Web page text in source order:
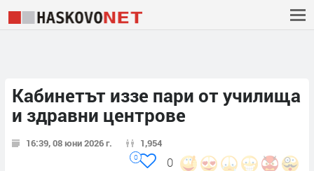
Кабинетът иззе пари от училища
и здравни центрове
16:39, 08 юни 2026 г. 1,954
0
0